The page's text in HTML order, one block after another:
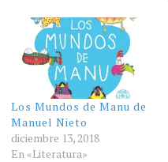
Christopher Golden,
translated by Efraim Suárez
(Grupo Tierra Trivium)La
brigada de luz [The Light
Brigade], Kameron Hurley,
translated by…
Los Mundos de Manu de
Manuel Nieto
diciembre 13, 2018
En «Literatura»